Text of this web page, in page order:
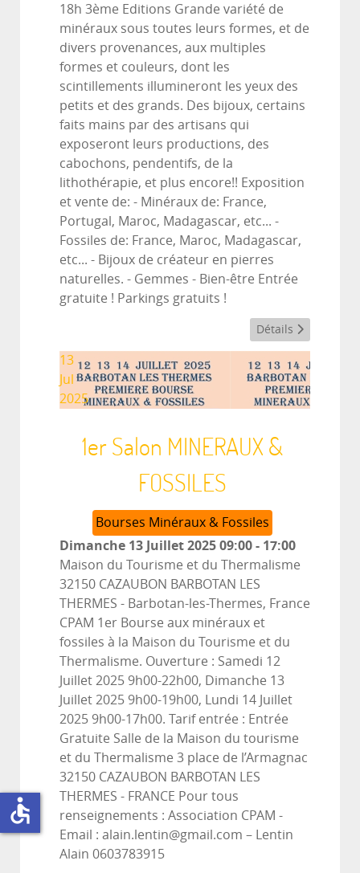
18h 3ème Editions Grande variété de
minéraux sous toutes leurs formes, et de
divers provenances, aux multiples
formes et couleurs, dont les
scintillements illumineront les yeux des
petits et des grands. Des bijoux, certains
faits mains par des artisans qui
exposeront leurs productions, des
cabochons, pendentifs, de la
lithothérapie, et plus encore!! Exposition
et vente de: - Minéraux de: France,
Portugal, Maroc, Madagascar, etc... -
Fossiles de: France, Maroc, Madagascar,
etc... - Bijoux de créateur en pierres
naturelles. - Gemmes - Bien-être Entrée
gratuite ! Parkings gratuits !
Détails
13
Jul
2025
1er Salon MINERAUX &
FOSSILES
Bourses Minéraux & Fossiles
Dimanche 13 Juillet 202509:00- 17:00
Maison du Tourisme et du Thermalisme
32150 CAZAUBON BARBOTAN LES
THERMES - Barbotan-les-Thermes, France
CPAM 1er Bourse aux minéraux et
fossiles à la Maison du Tourisme et du
Thermalisme. Ouverture : Samedi 12
Juillet 2025 9h00-22h00, Dimanche 13
Juillet 2025 9h00-19h00, Lundi 14 Juillet
2025 9h00-17h00. Tarif entrée : Entrée
Gratuite Salle de la Maison du tourisme
et du Thermalisme 3 place de l’Armagnac
32150 CAZAUBON BARBOTAN LES
THERMES - FRANCE Pour tous
renseignements : Association CPAM -
Email : alain.lentin@gmail.com – Lentin
Alain 0603783915
accessible